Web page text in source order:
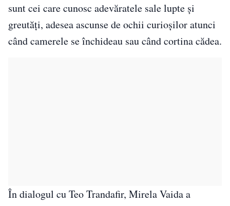
sunt cei care cunosc adevăratele sale lupte și
greutăți, adesea ascunse de ochii curioșilor atunci
când camerele se închideau sau când cortina cădea.
În dialogul cu Teo Trandafir, Mirela Vaida a